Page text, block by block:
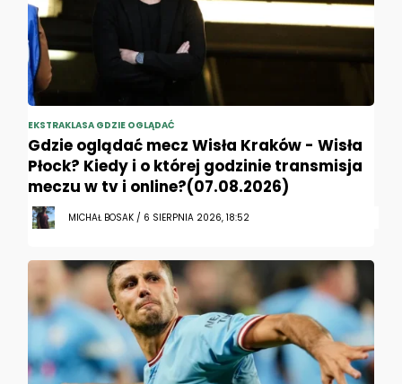
EKSTRAKLASA GDZIE OGLĄDAĆ
Gdzie oglądać mecz Wisła Kraków - Wisła
Płock? Kiedy i o której godzinie transmisja
meczu w tv i online?(07.08.2026)
MICHAŁ BOSAK / 6 SIERPNIA 2026, 18:52